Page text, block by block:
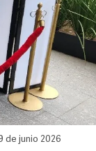
de junio 2026